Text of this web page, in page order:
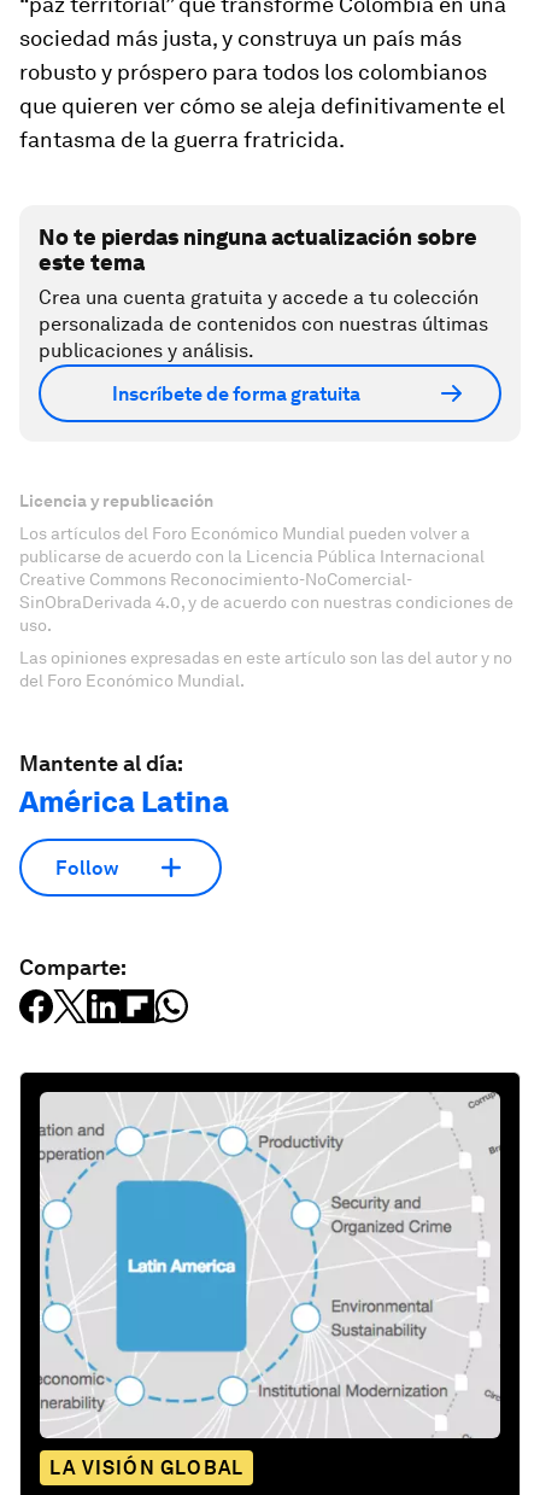
sociedad más justa, y construya un país más
robusto y próspero para todos los colombianos
que quieren ver cómo se aleja definitivamente el
fantasma de la guerra fratricida.
No te pierdas ninguna actualización sobre
este tema
Crea una cuenta gratuita y accede a tu colección
personalizada de contenidos con nuestras últimas
publicaciones y análisis.
Inscríbete de forma gratuita
Licencia y republicación
Los artículos del Foro Económico Mundial pueden volver a
publicarse de acuerdo con la Licencia Pública Internacional
Creative Commons Reconocimiento-NoComercial-
SinObraDerivada 4.0, y de acuerdo con nuestras condiciones de
uso.
Las opiniones expresadas en este artículo son las del autor y no
del Foro Económico Mundial.
Mantente al día:
América Latina
Follow
Comparte:
LA VISIÓN GLOBAL